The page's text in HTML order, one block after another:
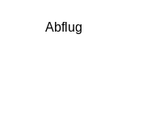
Abflug